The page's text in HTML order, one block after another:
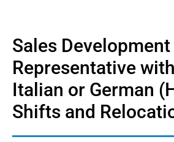
Sales Development
Representative
Italian or German
Shifts and